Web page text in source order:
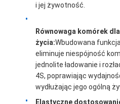
Strona główna
Produkty
Filmy
i jej żywotność.
Równowaga komórek
życia:Wbudowana
eliminuje niespójność
jednolite ładowanie i
4S, poprawiając
wydłużając jego ogólną
Elastyczne